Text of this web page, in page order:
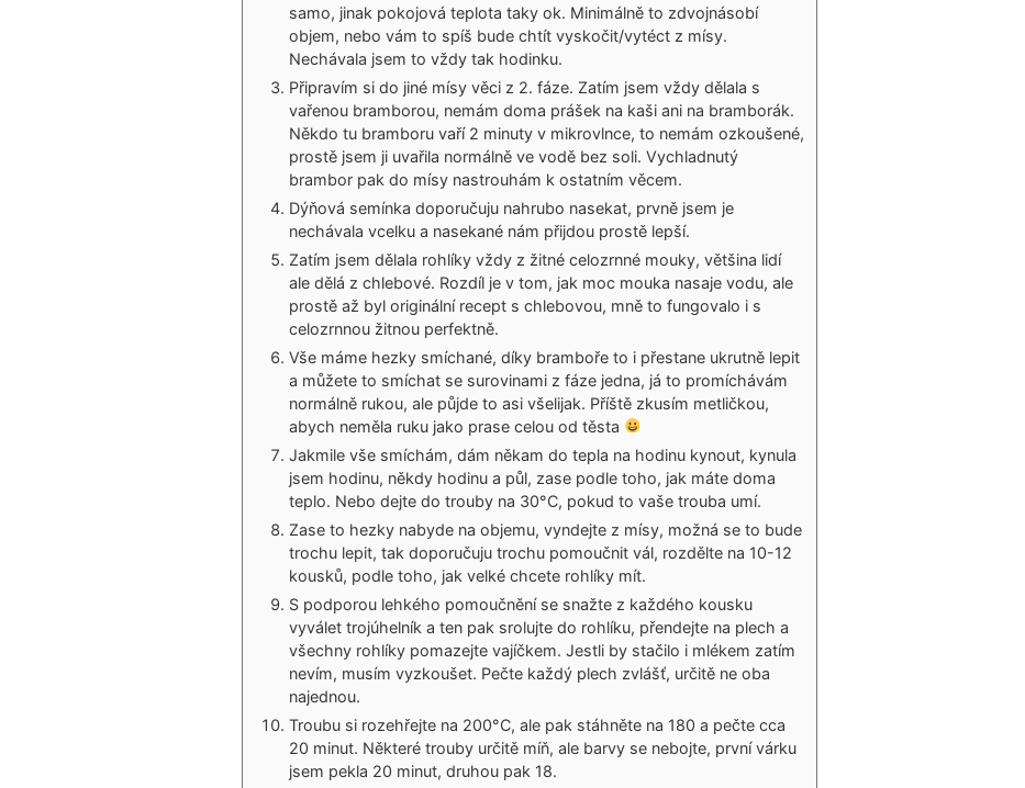
samo, jinak pokojová teplota taky ok. Minimálně to zdvojnásobí
objem, nebo vám to spíš bude chtít vyskočit/vytéct z mísy.
Nechávala jsem to vždy tak hodinku.
Připravím si do jiné mísy věci z 2. fáze. Zatím jsem vždy dělala s
vařenou bramborou, nemám doma prášek na kaši ani na bramborák.
Někdo tu bramboru vaří 2 minuty v mikrovlnce, to nemám ozkoušené,
prostě jsem ji uvařila normálně ve vodě bez soli. Vychladnutý
brambor pak do mísy nastrouhám k ostatním věcem.
Dýňová semínka doporučuju nahrubo nasekat, prvně jsem je
nechávala vcelku a nasekané nám přijdou prostě lepší.
Zatím jsem dělala rohlíky vždy z žitné celozrnné mouky, většina lidí
ale dělá z chlebové. Rozdíl je v tom, jak moc mouka nasaje vodu, ale
prostě až byl originální recept s chlebovou, mně to fungovalo i s
celozrnnou žitnou perfektně.
Vše máme hezky smíchané, díky bramboře to i přestane ukrutně lepit
a můžete to smíchat se surovinami z fáze jedna, já to promíchávám
normálně rukou, ale půjde to asi všelijak. Příště zkusím metličkou,
abych neměla ruku jako prase celou od těsta
Jakmile vše smíchám, dám někam do tepla na hodinu kynout, kynula
jsem hodinu, někdy hodinu a půl, zase podle toho, jak máte doma
teplo. Nebo dejte do trouby na 30°C, pokud to vaše trouba umí.
Zase to hezky nabyde na objemu, vyndejte z mísy, možná se to bude
trochu lepit, tak doporučuju trochu pomoučnit vál, rozdělte na 10-12
kousků, podle toho, jak velké chcete rohlíky mít.
S podporou lehkého pomoučnění se snažte z každého kousku
vyválet trojúhelník a ten pak srolujte do rohlíku, přendejte na plech a
všechny rohlíky pomazejte vajíčkem. Jestli by stačilo i mlékem zatím
nevím, musím vyzkoušet. Pečte každý plech zvlášť, určitě ne oba
najednou.
Troubu si rozehřejte na 200°C, ale pak stáhněte na 180 a pečte cca
20 minut. Některé trouby určitě míň, ale barvy se nebojte, první várku
jsem pekla 20 minut, druhou pak 18.